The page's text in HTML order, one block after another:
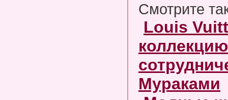
Смотрите
Louis
Мураками